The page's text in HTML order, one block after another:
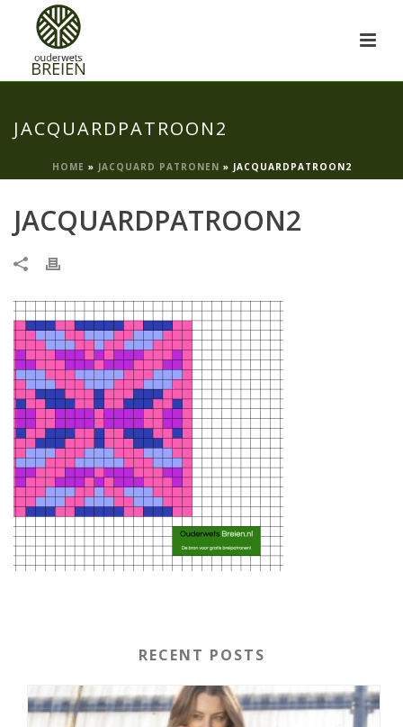
JACQUARDPATROON2
HOME » JACQUARD PATRONEN » JACQUARDPATROON2
JACQUARDPATROON2
RECENT POSTS